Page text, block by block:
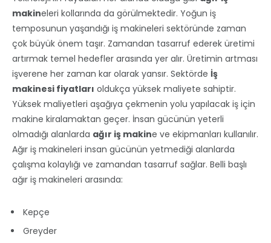
makineleri kollarında da görülmektedir. Yoğun iş
temposunun yaşandığı iş makineleri sektöründe zaman
çok büyük önem taşır. Zamandan tasarruf ederek üretimi
artırmak temel hedefler arasında yer alır. Üretimin artması
işverene her zaman kar olarak yansır. Sektörde İş
makinesi fiyatları oldukça yüksek maliyete sahiptir.
Yüksek maliyetleri aşağıya çekmenin yolu yapılacak iş için
makine kiralamaktan geçer. İnsan gücünün yeterli
olmadığı alanlarda ağır iş makine ve ekipmanları kullanılır.
Ağır iş makineleri insan gücünün yetmediği alanlarda
çalışma kolaylığı ve zamandan tasarruf sağlar. Belli başlı
ağır iş makineleri arasında:
Kepçe
Greyder